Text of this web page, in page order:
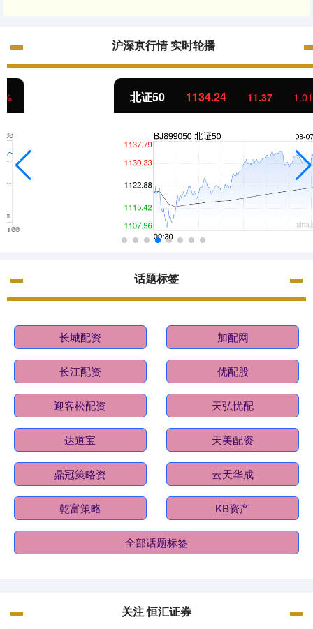
沪深京行情 实时轮播
1134.24 11.37 1.01%
话题标签
长城配资 加配网
长江配资 优配股
迎客松配资 天弘忧配
达道宝 天美配资
鼎冠策略资 云天华成
乾富策略 KB资产
全部话题标签
关注 恒汇证券